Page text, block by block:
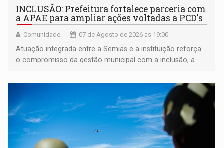
INCLUSÃO: Prefeitura fortalece parceria com
a APAE para ampliar ações voltadas a PCD's
Comunidade 07 de Agosto de 2026 às 19:00
Atuação integrada entre a Semias e a instituição reforça
o compromisso da gestão municipal com a inclusão, a